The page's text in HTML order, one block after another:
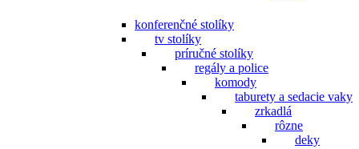
konferenčné stolíky
tv stolíky
príručné stolíky
regály a police
komody
taburety a sedacie vaky
zrkadlá
rôzne
deky